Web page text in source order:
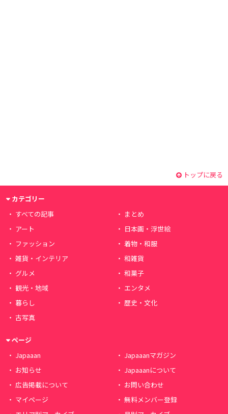
トップに戻る
カテゴリー
すべての記事
まとめ
アート
日本画・浮世絵
ファッション
着物・和服
雑貨・インテリア
和雑貨
グルメ
和菓子
観光・地域
エンタメ
暮らし
歴史・文化
古写真
ページ
Japaaan
Japaaanマガジン
お知らせ
Japaaanについて
広告掲載について
お問い合わせ
マイページ
無料メンバー登録